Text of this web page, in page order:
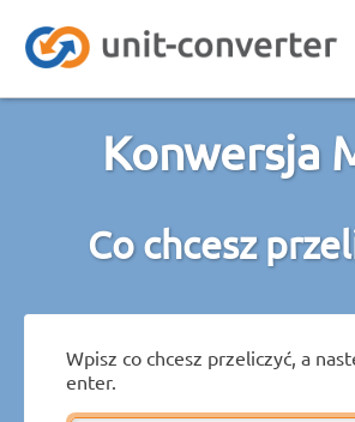
Konwersja
Co chcesz
Wpisz co chcesz przeliczyć, a
enter.